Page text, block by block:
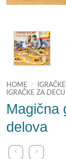
HOME /
IGRAČKE ZA
Magična
delova